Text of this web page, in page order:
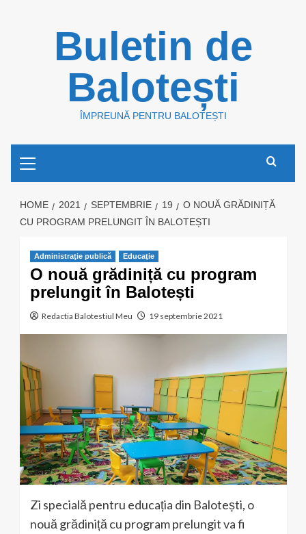
Buletin de
Balotești
ÎMPREUNĂ PENTRU BALOTEȘTI
Menu
HOME 2021 SEPTEMBRIE 19
O NOUĂ GRĂDINIȚĂ
CU PROGRAM PRELUNGIT ÎN BALOTEȘTI
Administraţie publică Educaţie
O nouă grădiniță cu program
prelungit în Balotești
Redactia Balotestiul Meu 19 septembrie 2021
Zi specială pentru educația din Balotești, o
nouă grădiniță cu program prelungit va fi